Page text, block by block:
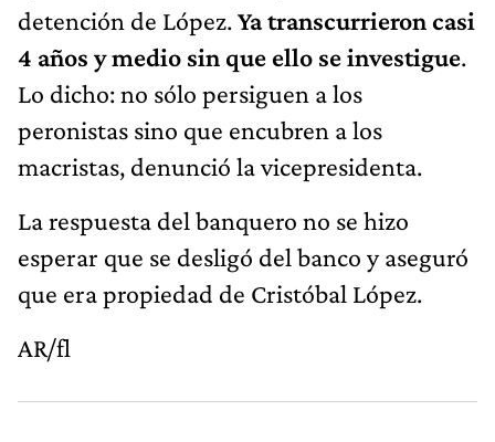
detención de López.Ya transcurrieron casi
4 años y medio sin que ello se investigue.
Lo dicho: no sólo persiguen a los
peronistas sino que encubren a los
macristas, denunció la vicepresidenta.
La respuesta del banquero no se hizo
esperar que se desligó del banco y aseguró
que era propiedad de Cristóbal López.
AR/fl